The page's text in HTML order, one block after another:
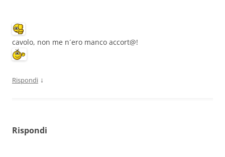
cavolo, non me n´ero manco accort@!
Rispondi ↓
Rispondi